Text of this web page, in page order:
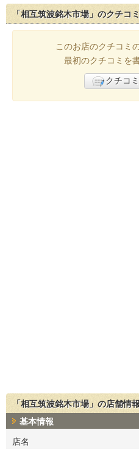
「相互筑波銘木市場」のクチコミ
このお店のクチコミ
最初のクチコミを
クチコ
「相互筑波銘木市場」の店舗情
基本情報
店名